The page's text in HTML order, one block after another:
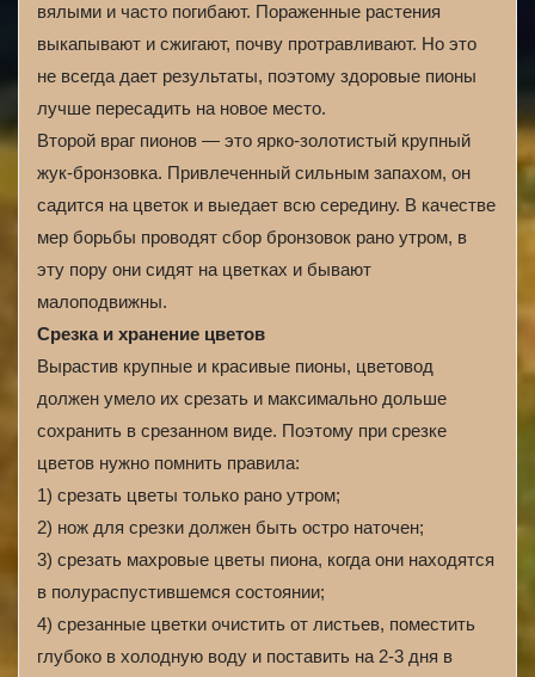
вялыми и часто погибают. Пораженные растения
выкапывают и сжигают, почву протравливают. Но это
не всегда дает результаты, поэтому здоровые пионы
лучше пересадить на новое место.
Второй враг пионов — это ярко-золотистый крупный
жук-бронзовка. Привлеченный сильным запахом, он
садится на цветок и выедает всю середину. В качестве
мер борьбы проводят сбор бронзовок рано утром, в
эту пору они сидят на цветках и бывают
малоподвижны.
Срезка и хранение цветов
Вырастив крупные и красивые пионы, цветовод
должен умело их срезать и максимально дольше
сохранить в срезанном виде. Поэтому при срезке
цветов нужно помнить правила:
1) срезать цветы только рано утром;
2) нож для срезки должен быть остро наточен;
3) срезать махровые цветы пиона, когда они находятся
в полураспустившемся состоянии;
4) срезанные цветки очистить от листьев, поместить
глубоко в холодную воду и поставить на 2‑3 дня в